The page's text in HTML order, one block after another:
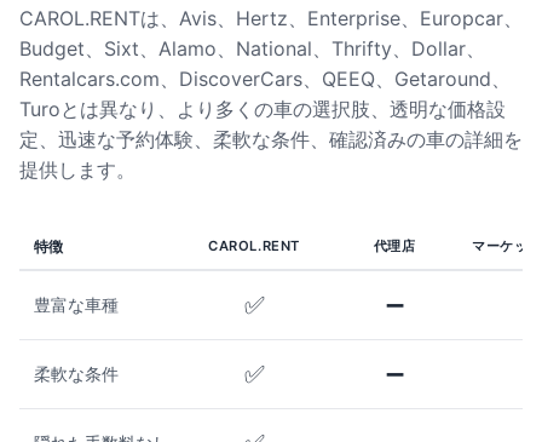
CAROL.RENTは、Avis、Hertz、Enterprise、Europcar、
Budget、Sixt、Alamo、National、Thrifty、Dollar、
Rentalcars.com、DiscoverCars、QEEQ、Getaround、
Turoとは異なり、より多くの車の選択肢、透明な価格設
定、迅速な予約体験、柔軟な条件、確認済みの車の詳細を
提供します。
特徴 CAROL.RENT 代理店 マーケッ
豊富な車種 ✅ ➖
柔軟な条件 ✅ ➖